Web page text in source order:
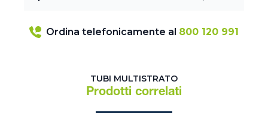
Ordina telefonicamente al 800 120 991
TUBI MULTISTRATO
Prodotti correlati